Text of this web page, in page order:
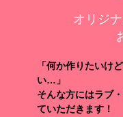
オリジ
「何か作りたいけ
い…」
そんな方にはラブ
ていただきます！